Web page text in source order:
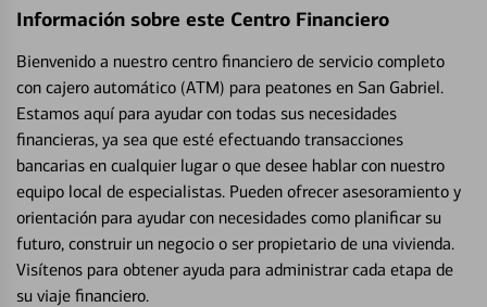
Información sobre este Centro Financiero
Bienvenido a nuestro centro financiero de servicio completo
con cajero automático (ATM) para peatones en San Gabriel.
Estamos aquí para ayudar con todas sus necesidades
financieras, ya sea que esté efectuando transacciones
bancarias en cualquier lugar o que desee hablar con nuestro
equipo local de especialistas. Pueden ofrecer asesoramiento y
orientación para ayudar con necesidades como planificar su
futuro, construir un negocio o ser propietario de una vivienda.
Visítenos para obtener ayuda para administrar cada etapa de
su viaje financiero.